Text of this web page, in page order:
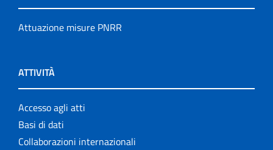
Attuazione misure PNRR
ATTIVITÀ
Accesso agli atti
Basi di dati
Collaborazioni internazionali